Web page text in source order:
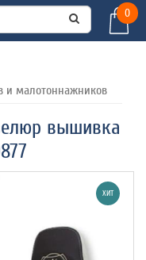
0
и малотоннажников
вышивка
ХИТ